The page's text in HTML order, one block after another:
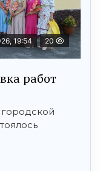
19:54 20
работ